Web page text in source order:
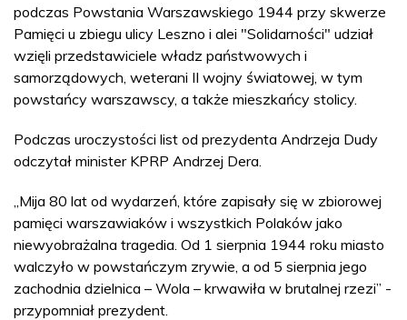
podczas Powstania Warszawskiego 1944 przy skwerze
Pamięci u zbiegu ulicy Leszno i alei "Solidarności" udział
wzięli przedstawiciele władz państwowych i
samorządowych, weterani II wojny światowej, w tym
powstańcy warszawscy, a także mieszkańcy stolicy.
Podczas uroczystości list od prezydenta Andrzeja Dudy
odczytał minister KPRP Andrzej Dera.
„Mija 80 lat od wydarzeń, które zapisały się w zbiorowej
pamięci warszawiaków i wszystkich Polaków jako
niewyobrażalna tragedia. Od 1 sierpnia 1944 roku miasto
walczyło w powstańczym zrywie, a od 5 sierpnia jego
zachodnia dzielnica – Wola – krwawiła w brutalnej rzezi” -
przypomniał prezydent.